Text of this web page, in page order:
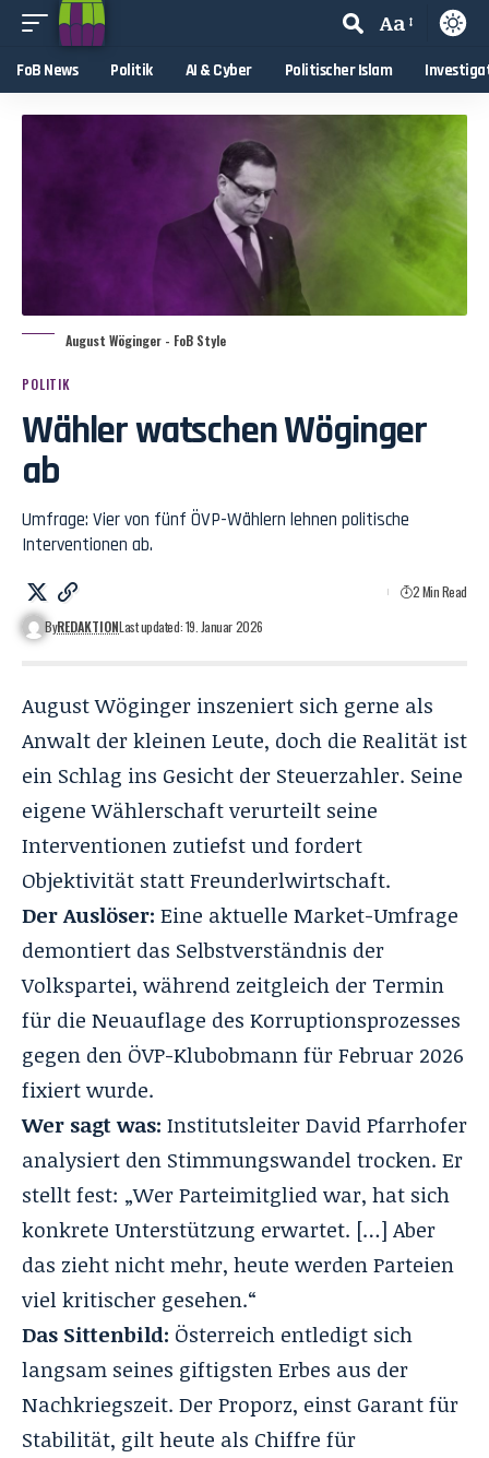
Aa
FoB News Politik AI & Cyber Politischer Islam
August Wöginger - FoB Style
POLITIK
Wähler watschen Wöginger
ab
Umfrage: Vier von fünf ÖVP-Wählern lehnen politische
Interventionen ab.
ByREDAKTIONLast updated: 19. Januar 2026
2 Min Read
August Wöginger inszeniert sich gerne als
Anwalt der kleinen Leute, doch die Realität ist
ein Schlag ins Gesicht der Steuerzahler. Seine
eigene Wählerschaft verurteilt seine
Interventionen zutiefst und fordert
Objektivität statt Freunderlwirtschaft.
Der Auslöser: Eine aktuelle Market-Umfrage
demontiert das Selbstverständnis der
Volkspartei, während zeitgleich der Termin
für die Neuauflage des Korruptionsprozesses
gegen den ÖVP-Klubobmann für Februar 2026
fixiert wurde.
Wer sagt was: Institutsleiter David Pfarrhofer
analysiert den Stimmungswandel trocken. Er
stellt fest: „Wer Parteimitglied war, hat sich
konkrete Unterstützung erwartet. […] Aber
das zieht nicht mehr, heute werden Parteien
viel kritischer gesehen.“
Das Sittenbild: Österreich entledigt sich
langsam seines giftigsten Erbes aus der
Nachkriegszeit. Der Proporz, einst Garant für
Stabilität, gilt heute als Chiffre für